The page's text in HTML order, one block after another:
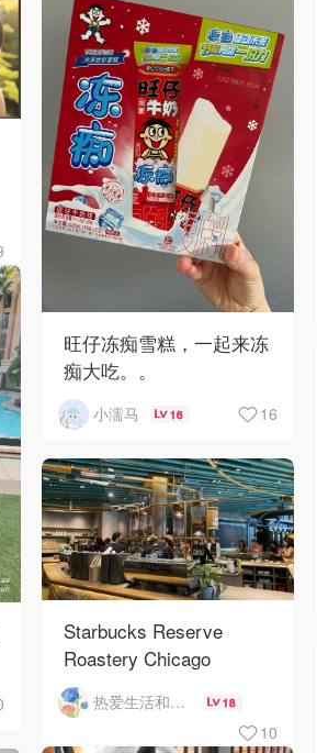
旺仔冻痴雪糕，一起来冻
痴大吃。。
小濡马 16 16
Starbucks Reserve
Roastery Chicago
热爱生活和自由的轻舞飞扬 18
10